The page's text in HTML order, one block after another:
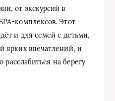
от экскурсий в
комплексов. Этот
и для семей с детьми,
впечатлений, и
расслабиться на берегу